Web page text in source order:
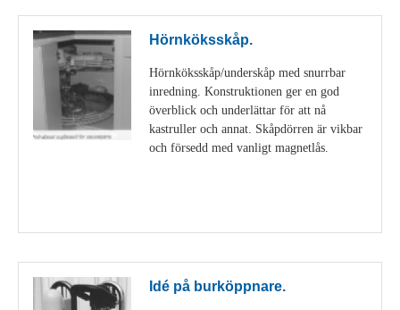
Hörnköksskåp.
Hörnköksskåp/underskåp med snurrbar
inredning. Konstruktionen ger en god
överblick och underlättar för att nå
kastruller och annat. Skåpdörren är vikbar
och försedd med vanligt magnetlås.
Idé på burköppnare.